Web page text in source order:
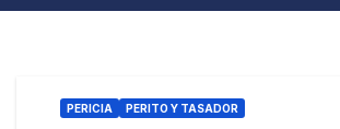
PERICIA PERITO Y TASADOR